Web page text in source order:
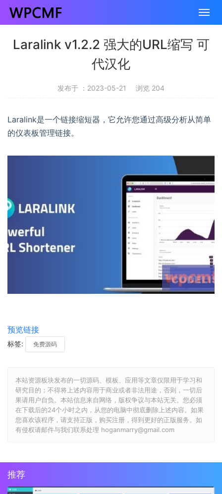
Laralink v1.2.2 强大的URL缩写 可
代汉化
发布于 ：2023-05-21 浏览 204
Laralink是一个链接缩短器，它允许您通过高级分析从简单
的仪表板管理链接。
预览链接
标签: 免费源码
本站资源板块发布的一切源码、模板、应用等文章仅限用于学习和
研究目的；不得将上述内容用于商业或者非法用途，否则，一切后
果请用户自负。本站信息来自网络，版权争议与本站无关。您必须
在下载后的24个小时之内，从您的电脑中彻底删除上述内容。如果
您喜欢该程序，请支持正版，购买注册，得到更好的正版服务。如
有侵权请邮件与我们联系处理 hoganmarry@gmail.com
推荐